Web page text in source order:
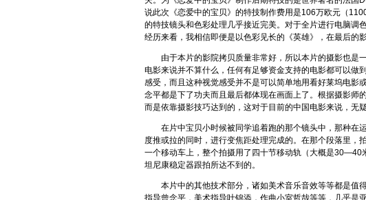
说此次《恋爱中的宝贝》的特技制作费用是106万欧元（
的特技镜头和色彩处理几乎接近完美。对于全片进行电脑调
经历来看，我相信即便是以色彩见长的《英雄》，在最后的
由于本片的影院拷贝质量非常好，所以本片的摄影也是
电影来说并不算什么，任何有足够资金支持的电影都可以做
感受，而且这种视觉感受并不是可以简单地用看好莱坞电影
念平都是下了功夫而且最后都体现在画面上了。根据摄影师
而是依靠摄影技巧达到的，这对于目前的中国电影来说，
在片中宝贝小时候被同学追着跑的那个镜头中，那种在
度推或拉的同时，进行变焦距处理完成的。在那个段落里，
一个移动车上，整个拍摄用了四十节移动轨（大概是30—40
坦尼康稳定器跟拍所达不到的。
本片中的其他技术部分，诸如美术音乐音效等等都是值
指导曾念平，美术指导叶锦添，作曲小室哲哉等等，几乎是